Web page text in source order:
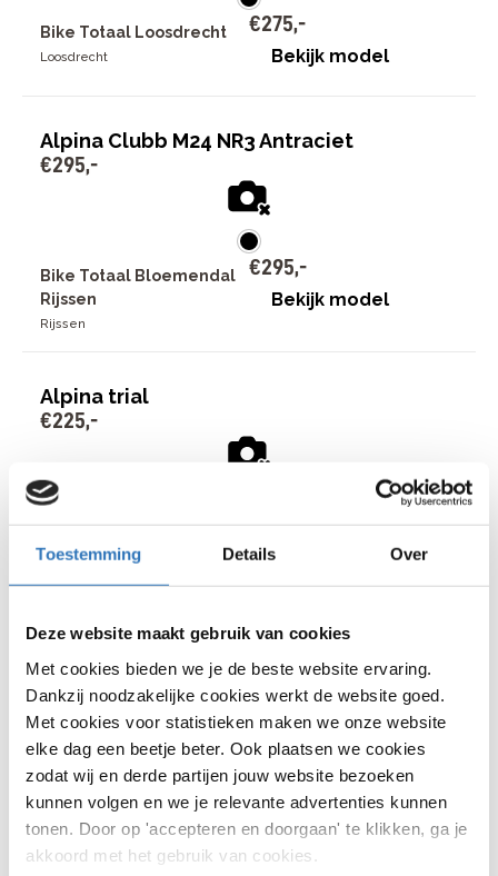
Toestemming Details Over
Deze website maakt gebruik van cookies
Met cookies bieden we je de beste website ervaring.
Dankzij noodzakelijke cookies werkt de website goed.
Met cookies voor statistieken maken we onze website
elke dag een beetje beter. Ook plaatsen we cookies
zodat wij en derde partijen jouw website bezoeken
kunnen volgen en we je relevante advertenties kunnen
tonen. Door op 'accepteren en doorgaan' te klikken, ga je
akkoord met het gebruik van cookies.
Bike Totaal Loosdrecht
Loosdrecht
€275,-
Bekijk model
Alpina Clubb M24 NR3 Antraciet
€295,-
Bike Totaal Bloemendal
Rijssen
Rijssen
€295,-
Bekijk model
Alpina trial
€225,-
Bike Totaal Bliek
Heinkenszand
€225,-
Bekijk model
15
Heb je op een link geklikt en wordt hier geen
tweedehands fiets vertoond? Dan is deze fiets
mogelijk al verkocht. Gebruik de filter om een andere